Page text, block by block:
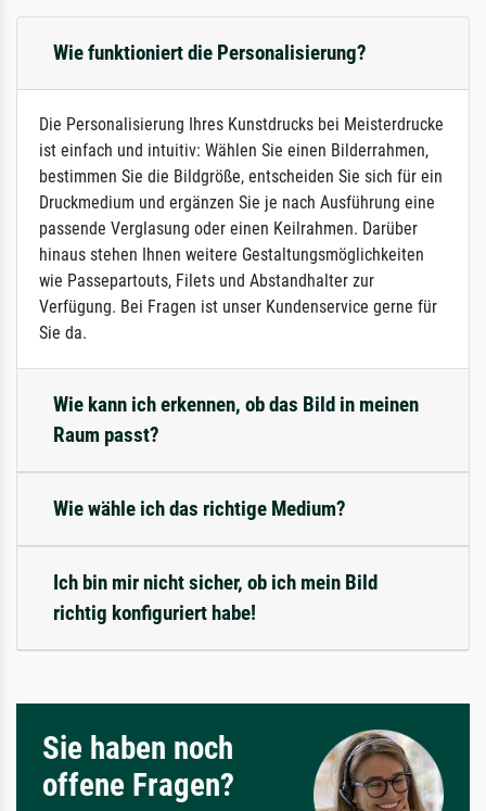
Wie funktioniert die Personalisierung?
Die Personalisierung Ihres Kunstdrucks bei Meisterdrucke
ist einfach und intuitiv: Wählen Sie einen Bilderrahmen,
bestimmen Sie die Bildgröße, entscheiden Sie sich für ein
Druckmedium und ergänzen Sie je nach Ausführung eine
passende Verglasung oder einen Keilrahmen. Darüber
hinaus stehen Ihnen weitere Gestaltungsmöglichkeiten
wie Passepartouts, Filets und Abstandhalter zur
Verfügung. Bei Fragen ist unser Kundenservice gerne für
Sie da.
Wie kann ich erkennen, ob das Bild in meinen
Raum passt?
Wie wähle ich das richtige Medium?
Ich bin mir nicht sicher, ob ich mein Bild
richtig konfiguriert habe!
Sie haben noch
offene Fragen?